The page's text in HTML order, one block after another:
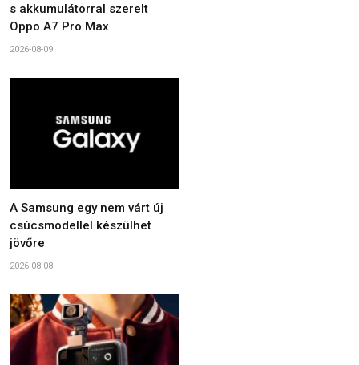
s akkumulátorral szerelt
Oppo A7 Pro Max
2026-08-09
A Samsung egy nem várt új
csúcsmodellel készülhet
jövőre
2026-08-08